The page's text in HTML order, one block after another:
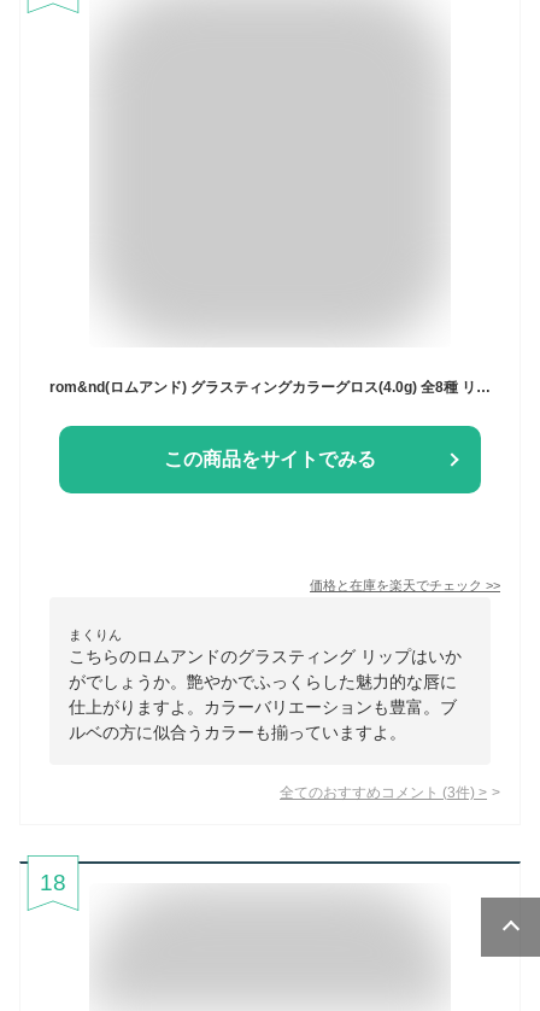
rom&nd(ロムアンド) グラスティングカラーグロス(4.0g) 全8種 リップ グロス リップグロス 保湿 潤い ツヤ ぷっくり イエベ春 プチプラ ピンクメイク ブルベ夏 ブルベメイク メイクアップ 口紅 韓国 韓国コスメ 即日発送 送料無料 ※ポスト投函対応
この商品をサイトでみる
価格と在庫を楽天でチェック >>
まくりん
こちらのロムアンドのグラスティング リップはいか
がでしょうか。艶やかでふっくらした魅力的な唇に
仕上がりますよ。カラーバリエーションも豊富。ブ
ルベの方に似合うカラーも揃っていますよ。
全てのおすすめコメント (3件) >
18